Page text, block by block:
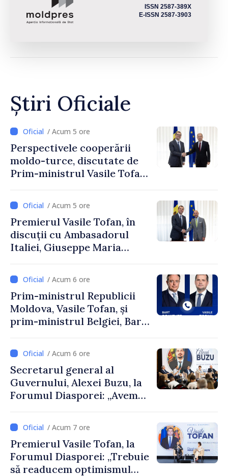
ISSN 2587-389X
E-ISSN 2587-3903
Știri Oficiale
/ Acum 5 ore
Perspectivele cooperării
moldo-turce, discutate de
Prim-ministrul Vasile Tofan
Uygar Mustafa Sertel
/ Acum 5 ore
Premierul Vasile Tofan, în
discuții cu Ambasadorul
Italiei, Giuseppe Maria
/ Acum 6 ore
Prim-ministrul Republicii
Moldova, Vasile Tofan, și
prim-ministrul Belgiei, Bart
despre parcursul european
al Republicii Moldova.
/ Acum 6 ore
Secretarul general al
Guvernului, Alexei Buzu, la
Forumul Diasporei: „Avem
dumneavoastră pentru a
construi comunități mai
puternice”
/ Acum 7 ore
Premierul Vasile Tofan, la
Forumul Diasporei: „Trebuie
să readucem optimismul